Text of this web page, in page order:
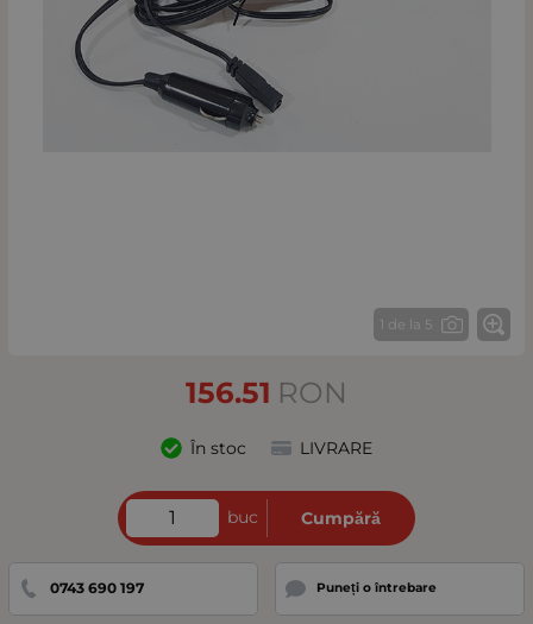
1 de la 5
156.51 RON
În stoc LIVRARE
buc Cumpără
0743 690 197 Puneți o întrebare